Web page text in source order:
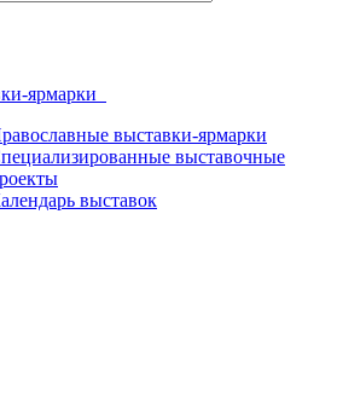
ярмарки
выставки-ярмарки
выставочные
выставок